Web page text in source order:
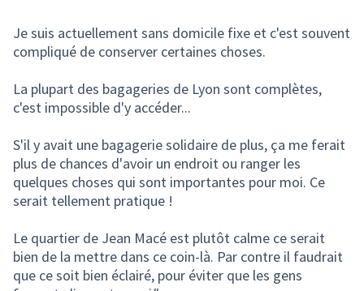
Je suis actuellement sans domicile fixe et c'est souvent
compliqué de conserver certaines choses.
La plupart des bagageries de Lyon sont complètes,
c'est impossible d'y accéder...
S'il y avait une bagagerie solidaire de plus, ça me ferait
plus de chances d'avoir un endroit ou ranger les
quelques choses qui sont importantes pour moi. Ce
serait tellement pratique !
Le quartier de Jean Macé est plutôt calme ce serait
bien de la mettre dans ce coin-là. Par contre il faudrait
que ce soit bien éclairé, pour éviter que les gens